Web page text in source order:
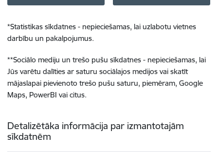
*Statistikas sīkdatnes - nepieciešamas, lai uzlabotu vietnes
darbību un pakalpojumus.
**Sociālo mediju un trešo pušu sīkdatnes - nepieciešamas, lai
Jūs varētu dalīties ar saturu sociālajos medijos vai skatīt
mājaslapai pievienoto trešo pušu saturu, piemēram, Google
Maps, PowerBI vai citus.
Detalizētāka informācija par izmantotajām
sīkdatnēm